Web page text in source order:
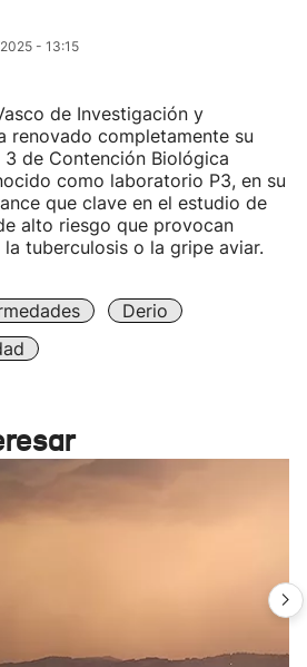
- 13:15
de Investigación y
renovado completamente su
de Contención Biológica
como laboratorio P3, en su
que clave en el estudio de
alto riesgo que provocan
tuberculosis o la gripe aviar.
Derio